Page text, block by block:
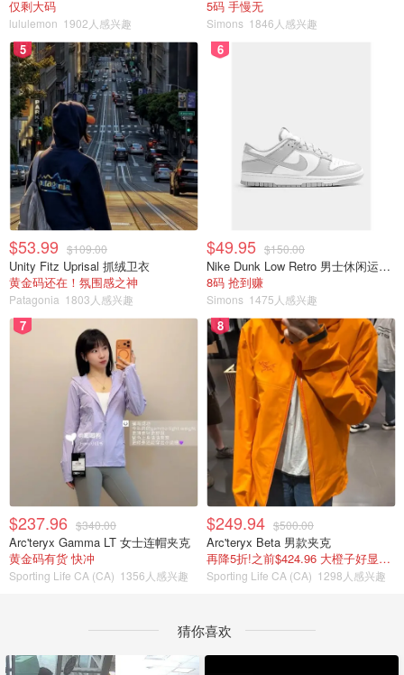
仅剩大码
lululemon 1902人感兴趣
5码 手慢无
Simons 1846人感兴趣
5
$53.99 $109.00
Unity Fitz Uprisal 抓绒卫衣
黄金码还在！氛围感之神
Patagonia 1803人感兴趣
6
$49.95 $150.00
Nike Dunk Low Retro 男士休闲运动鞋
8码 抢到赚
Simons 1475人感兴趣
7
$237.96 $340.00
Arc'teryx Gamma LT 女士连帽夹克
黄金码有货 快冲
Sporting Life CA (CA) 1356人感兴趣
8
$249.94 $500.00
Arc'teryx Beta 男款夹克
再降5折!之前$424.96 大橙子好显白 蹲补
Sporting Life CA (CA) 1298人感兴趣
猜你喜欢